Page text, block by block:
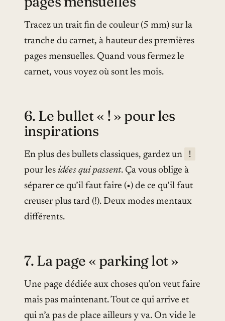
Tracez un trait fin de couleur (5 mm) sur la
tranche du carnet, à hauteur des premières
pages mensuelles. Quand vous fermez le
carnet, vous voyez où sont les mois.
6. Le bullet « ! » pour les
inspirations
En plus des bullets classiques, gardez un !
pour les idées qui passent. Ça vous oblige à
séparer ce qu’il faut faire (•) de ce qu’il faut
creuser plus tard (!). Deux modes mentaux
différents.
7. La page « parking lot »
Une page dédiée aux choses qu’on veut faire
mais pas maintenant. Tout ce qui arrive et
qui n’a pas de place ailleurs y va. On vide le